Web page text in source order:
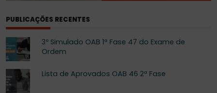
PUBLICAÇÕES RECENTES
3º Simulado OAB 1ª Fase 47 do Exame de
Ordem
Lista de Aprovados OAB 46 2ª Fase